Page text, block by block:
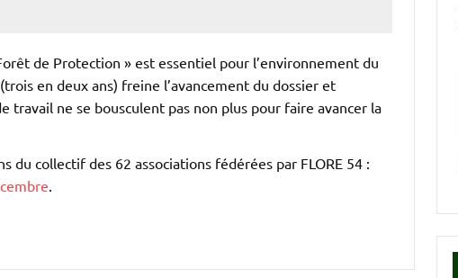
de Protection » est essentiel pour l’environnement du
en deux ans) freine l’avancement du dossier et
travail ne se bousculent pas non plus pour faire avancer la
collectif des 62 associations fédérées par FLORE 54 :